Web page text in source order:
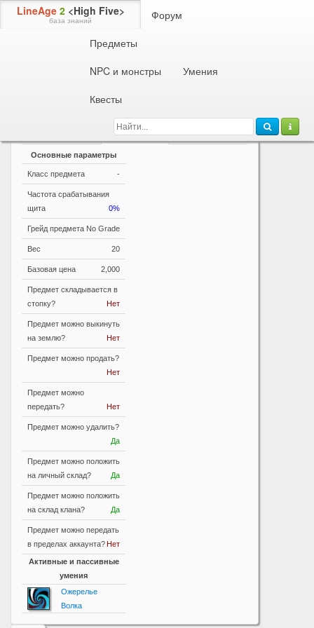
LineAge 2 <High Five>
база знаний
Форум
Предметы
NPC и монстры
Умения
Квесты
Информация о предмете Горн Красного Дракона Ветра
Горн для призыва Красного Ездового Дракона Ветра.
Параметры
Основные параметры
Класс предмета -
Частота срабатывания
щита
0%
Грейд предмета No Grade
Вес 20
Базовая цена 2,000
Предмет складывается в
стопку?
Нет
Предмет можно выкинуть
на землю?
Нет
Предмет можно продать?
Нет
Предмет можно
передать?
Нет
Предмет можно удалить?
Да
Предмет можно положить
на личный склад?
Да
Предмет можно положить
на склад клана?
Да
Предмет можно передать
в пределах аккаунта?Нет
Активные и пассивные
умения
Ожерелье
Волка